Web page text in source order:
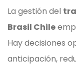
La gestión del
Brasil Chile
Hay decisiones
anticipación,